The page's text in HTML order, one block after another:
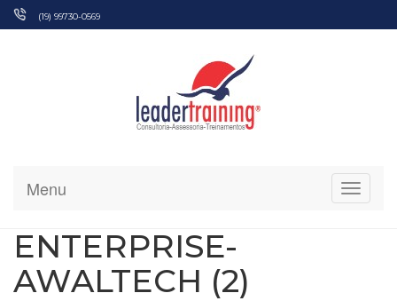
Pular
(19) 99730-0569
Menu
ENTERPRISE-
AWALTECH (2)